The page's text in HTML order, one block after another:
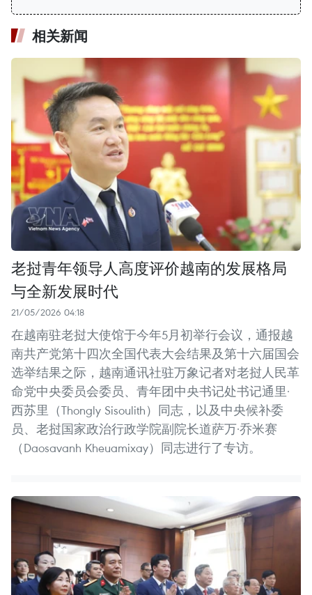
相关新闻
老挝青年领导人高度评价越南的发展格局
与全新发展时代
21/05/2026 04:18
在越南驻老挝大使馆于今年5月初举行会议，通报越
南共产党第十四次全国代表大会结果及第十六届国会
选举结果之际，越南通讯社驻万象记者对老挝人民革
命党中央委员会委员、青年团中央书记处书记通里·
西苏里（Thongly Sisoulith）同志，以及中央候补委
员、老挝国家政治行政学院副院长道萨万·乔米赛
（Daosavanh Kheuamixay）同志进行了专访。